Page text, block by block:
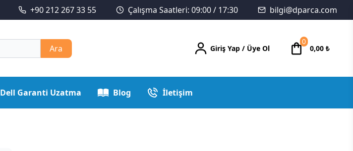
+90 212 267 33 55 Çalışma Saatleri: 09:00 / 17:30 bilgi@dparca.com
Ara Giriş Yap / Üye Ol
0
0,00 ₺
Dell Garanti Uzatma Blog İletişim